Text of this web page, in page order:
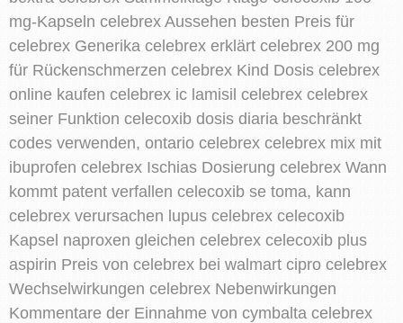
mg-Kapseln celebrex Aussehen besten Preis für
celebrex Generika celebrex erklärt celebrex 200 mg
für Rückenschmerzen celebrex Kind Dosis celebrex
online kaufen celebrex ic lamisil celebrex celebrex
seiner Funktion celecoxib dosis diaria beschränkt
codes verwenden, ontario celebrex celebrex mix mit
ibuprofen celebrex Ischias Dosierung celebrex Wann
kommt patent verfallen celecoxib se toma, kann
celebrex verursachen lupus celebrex celecoxib
Kapsel naproxen gleichen celebrex celecoxib plus
aspirin Preis von celebrex bei walmart cipro celebrex
Wechselwirkungen celebrex Nebenwirkungen
Kommentare der Einnahme von cymbalta celebrex